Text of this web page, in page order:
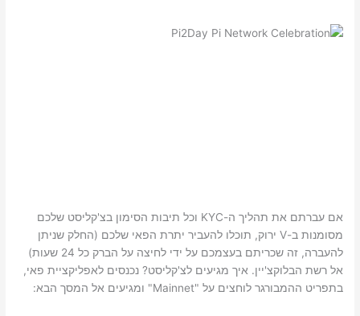
אם עברתם את תהליך ה-KYC וכל תיבות הסימון בצ'קליסט שלכם
מסומנות ב-V ירוק, תוכלו להעביר יתרת הפאי שלכם (החלק שניתן
להעברה, זה שכריתם בעצמכם על ידי לחיצה על הברק כל 24 שעות)
אל רשת הבלוקצ'יין. איך מגיעים לצ'קליסט? נכנסים לאפליקציית פאי,
בתפריט ההמבורגר לוחצים על "Mainnet" ומגיעים אל המסך הבא: